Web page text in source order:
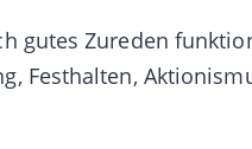
gutes Zureden
Festhalten,